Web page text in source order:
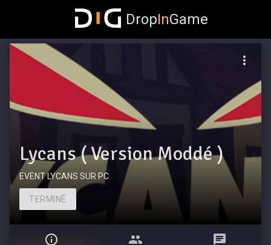
DropInGame
Lycans ( Version Moddé )
EVENT LYCANS SUR PC
TERMINÉ